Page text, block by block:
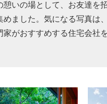
いの場として、お友達を
ました。気になる写真は
がおすすめする住宅会社